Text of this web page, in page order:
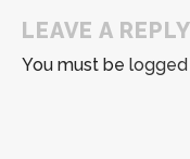
LEAVE A REPLY
You must be logged